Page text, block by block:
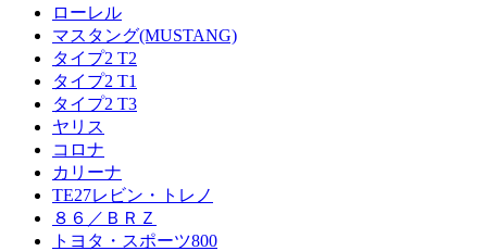
ローレル
マスタング(MUSTANG)
タイプ2 T2
タイプ2 T1
タイプ2 T3
ヤリス
コロナ
カリーナ
TE27レビン・トレノ
８６／ＢＲＺ
トヨタ・スポーツ800